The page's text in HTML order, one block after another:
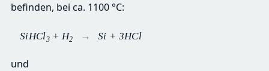
befinden, bei ca. 1100 °C:
SiHCl3 + H2 → Si + 3HCl
und